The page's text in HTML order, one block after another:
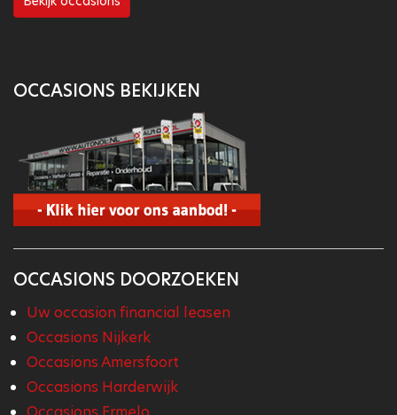
OCCASIONS BEKIJKEN
OCCASIONS DOORZOEKEN
Uw occasion financial leasen
Occasions Nijkerk
Occasions Amersfoort
Occasions Harderwijk